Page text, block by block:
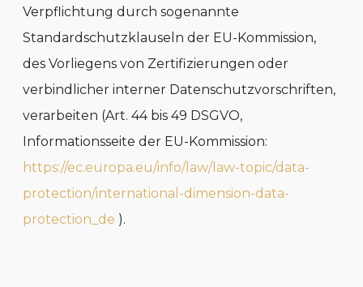
Verpflichtung durch sogenannte
Standardschutzklauseln der EU-Kommission,
des Vorliegens von Zertifizierungen oder
verbindlicher interner Datenschutzvorschriften,
verarbeiten (Art. 44 bis 49 DSGVO,
Informationsseite der EU-Kommission:
https://ec.europa.eu/info/law/law-topic/data-
protection/international-dimension-data-
protection_de ).